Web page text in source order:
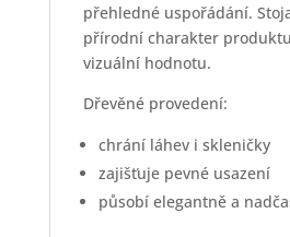
přehledné uspořádání.
přírodní charakter
vizuální hodnotu.
Dřevěné provedení:
chrání láhev i skleničky
zajišťuje pevné usazení
působí elegantně a